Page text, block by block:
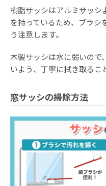
樹脂サッシはアルミサッ
を持っているため、ブラシ
う注意します。
木製サッシは水に弱いので
いよう、丁寧に拭き取るこ
窓サッシの掃除方法